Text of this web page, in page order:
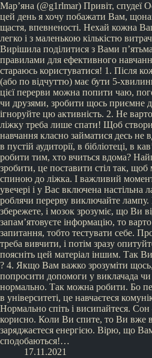
Мар’яна (@g1rlmar) Привіт, спудеї
цей день я хочу побажати Вам,
щастя, впевненості. Нехай кожна
легко і з маленькою кількістю
Вирішила поділитися з Вами
правилами для ефективного
стараюсь користуватися! 1. Після
(або по відчуттю) має бути 5-
цієї перерви можна попити чаю,
чи друзями, зробити щось приємне
ігноруйте цю активність. 2. Не
ліжку треба лише спати! Щоб
навчання класно займатися десь не
в пустій аудиторії, в бібліотеці, в
робити тим, хто вчиться вдома?
зробити, це поставити стіл так, щоб
спиною до ліжка. І важливий
увечері і у Вас включена настільна
роблячи перерву виключайте лампу.
збережете, і мозок зрозуміє, що Ви
запам’ятовуєте інформацію, то
запитання, тобто тестувати себе.
треба вивчити, і потім зразу
поясніть цей матеріал іншим. Так
? 4. Якщо Вам важко зрозуміти щось,
попросити допомоги у виклачада
нормально. Так можна робити. Бо
в університеті, це навчаєтеся
Нормально спіть і висипайтеся. Сон
корисно. Коли Ви спите, то Ви вже
заряджаєтеся енергією. Вірю, що
сподобаються!…
17.11.2021